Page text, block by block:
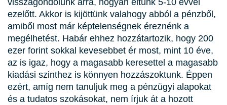
visszagondolunk arra, hogyan éltünk 5-10 évvel
ezelőtt. Akkor is kijöttünk valahogy abból a pénzből,
amiből most már képtelenségnek éreznénk a
megélhetést. Habár ehhez hozzátartozik, hogy 200
ezer forint sokkal kevesebbet ér most, mint 10 éve,
az is igaz, hogy a magasabb keresettel a magasabb
kiadási szinthez is könnyen hozzászoktunk. Éppen
ezért, amíg nem tanuljuk meg a pénzügyi alapokat
és a tudatos szokásokat, nem írjuk át a hozott